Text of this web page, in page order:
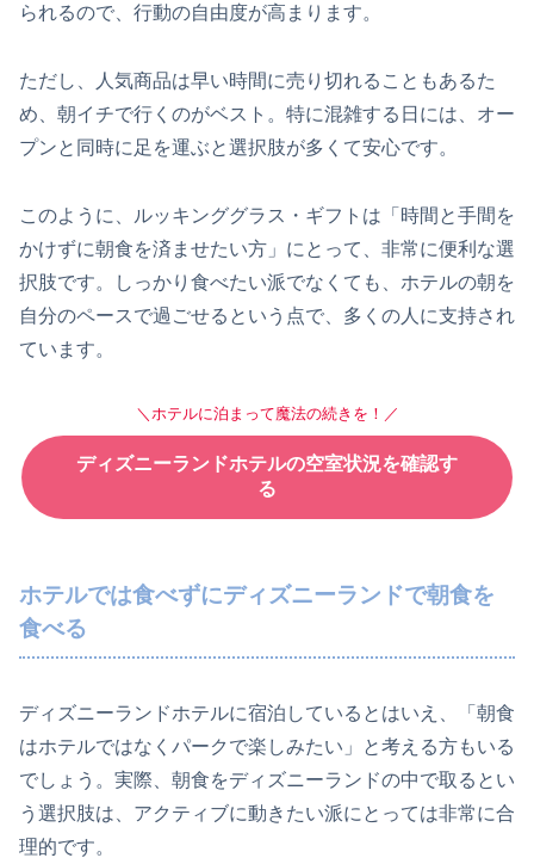
られるので、行動の自由度が高まります。
ただし、人気商品は早い時間に売り切れることもあるた
め、朝イチで行くのがベスト。特に混雑する日には、オー
プンと同時に足を運ぶと選択肢が多くて安心です。
このように、ルッキンググラス・ギフトは「時間と手間を
かけずに朝食を済ませたい方」にとって、非常に便利な選
択肢です。しっかり食べたい派でなくても、ホテルの朝を
自分のペースで過ごせるという点で、多くの人に支持され
ています。
＼ホテルに泊まって魔法の続きを！／
ディズニーランドホテルの空室状況を確認す
る
ホテルでは食べずにディズニーランドで朝食を
食べる
ディズニーランドホテルに宿泊しているとはいえ、「朝食
はホテルではなくパークで楽しみたい」と考える方もいる
でしょう。実際、朝食をディズニーランドの中で取るとい
う選択肢は、アクティブに動きたい派にとっては非常に合
理的です。